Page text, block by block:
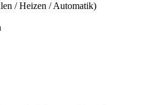
/ Heizen / Automatik)